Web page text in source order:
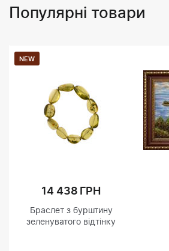
Популярні товари
NEW
14 438 ГРН
Браслет з бурштину
зеленуватого відтінку